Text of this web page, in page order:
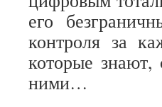
его
контроля за
которые
ними…